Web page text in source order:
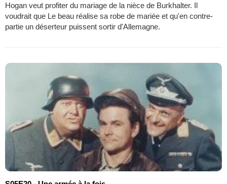
Hogan veut profiter du mariage de la nièce de Burkhalter. Il
voudrait que Le beau réalise sa robe de mariée et qu'en contre-
partie un déserteur puissent sortir d'Allemagne.